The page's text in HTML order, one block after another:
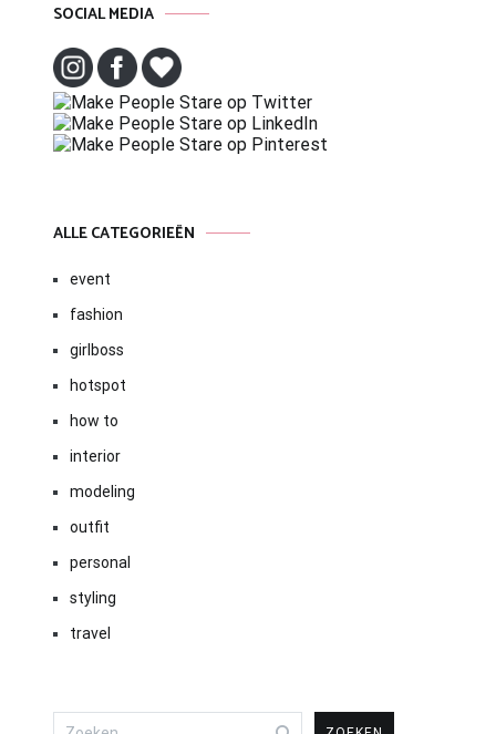
SOCIAL MEDIA
ALLE CATEGORIEËN
event
fashion
girlboss
hotspot
how to
interior
modeling
outfit
personal
styling
travel